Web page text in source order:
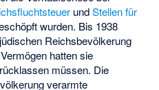
undStellen für
wurden. Bis 1938
Reichsbevölkerung
hatten sie
müssen. Die
verarmte